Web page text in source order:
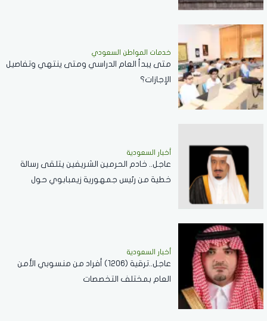
خدمات المواطن السعودي
‏متى يبدأ العام الدراسي ومتى ينتهي وتفاصيل
الإجازات؟
أخبار السعودية
عاجل.. خادم الحرمين الشريفين يتلقى رسالة
خطية من رئيس جمهورية زيمبابوي حول
أخبار السعودية
عاجل..ترقية (1206) أفراد من منسوبي الأمن
العام بمختلف التخصصات